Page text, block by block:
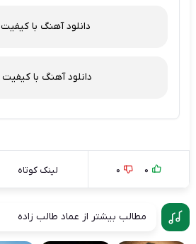
دانلود آهنگ با کیفیت 128
دانلود آهنگ با کیفیت 320
0
0 لینک کوتاه
مطالب بیشتر از عماد طالب زاده